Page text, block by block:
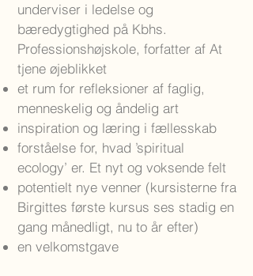
underviser i ledelse og
bæredygtighed på Kbhs.
Professionshøjskole, forfatter af At
tjene øjeblikket
et rum for refleksioner af faglig,
menneskelig og åndelig art
inspiration og læring i fællesskab
forståelse for, hvad ’spiritual
ecology’ er. Et nyt og voksende felt
potentielt nye venner (kursisterne fra
Birgittes første kursus ses stadig en
gang månedligt, nu to år efter)
en velkomstgave